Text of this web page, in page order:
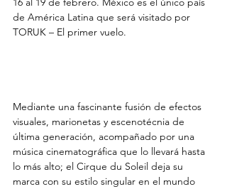
de América Latina que será visitado por
TORUK – El primer vuelo.
Mediante una fascinante fusión de efectos
visuales, marionetas y escenotécnia de
última generación, acompañado por una
música cinematográfica que lo llevará hasta
lo más alto; el Cirque du Soleil deja su
marca con su estilo singular en el mundo